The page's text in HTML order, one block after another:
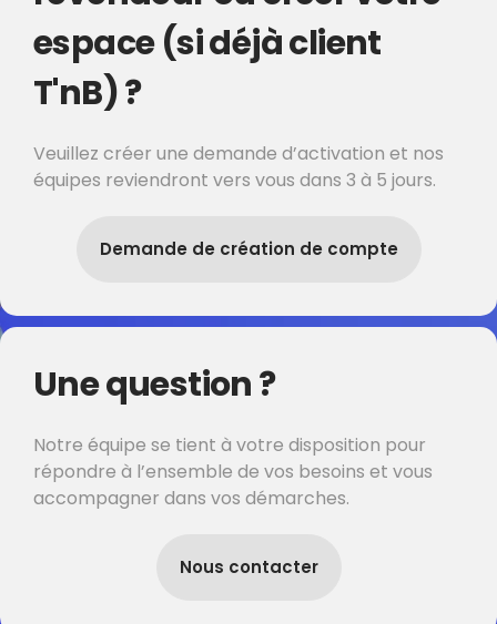
espace (si déjà client
T'nB) ?
Veuillez créer une demande d’activation et nos
équipes reviendront vers vous dans 3 à 5 jours.
Demande de création de compte
Une question ?
Notre équipe se tient à votre disposition pour
répondre à l’ensemble de vos besoins et vous
accompagner dans vos démarches.
Nous contacter